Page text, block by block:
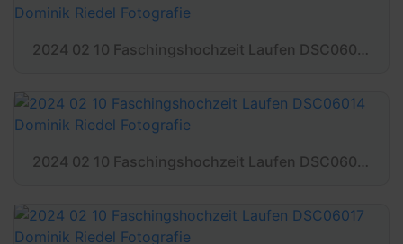
2024 02 10 Faschingshochzeit Laufen DSC06012 Dominik Riedel Fotografie
2024 02 10 Faschingshochzeit Laufen DSC06014 Dominik Riedel Fotografie